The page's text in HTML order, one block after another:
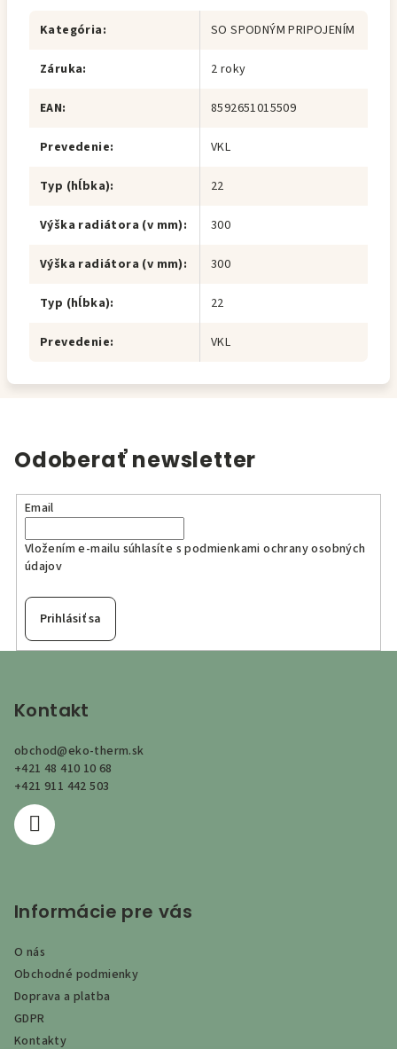
Kategória: SO SPODNÝM PRIPOJENÍM
Záruka: 2 roky
EAN: 8592651015509
Prevedenie: VKL
Typ (hĺbka): 22
Výška radiátora (v mm): 300
Výška radiátora (v mm): 300
Typ (hĺbka): 22
Prevedenie: VKL
Odoberať newsletter
Email
Vložením e-mailu súhlasíte spodmienkami ochrany osobných
údajov
Prihlásiť sa
Kontakt
obchod@eko-therm.sk
+421 48 410 10 68
+421 911 442 503
Informácie pre vás
O nás
Obchodné podmienky
Doprava a platba
GDPR
Kontakty